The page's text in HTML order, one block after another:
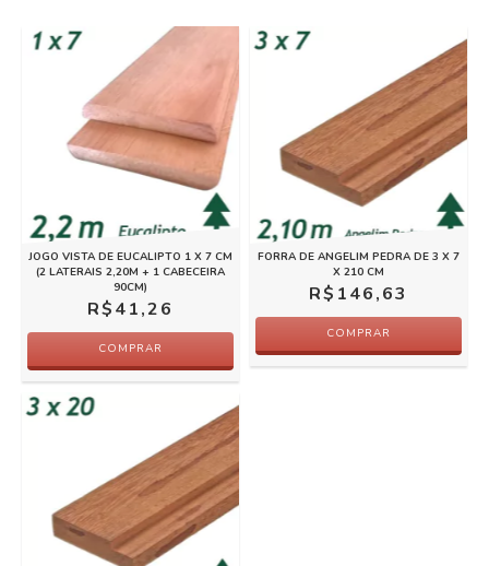
JOGO VISTA DE EUCALIPTO 1 X 7 CM
(2 LATERAIS 2,20M + 1 CABECEIRA
90CM)
R$41,26
COMPRAR
FORRA DE ANGELIM PEDRA DE 3 X 7
X 210 CM
R$146,63
COMPRAR